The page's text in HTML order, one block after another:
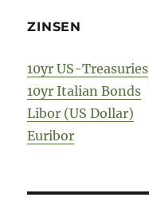
ZINSEN
10yr US-Treasuries
10yr Italian Bonds
Libor (US Dollar)
Euribor